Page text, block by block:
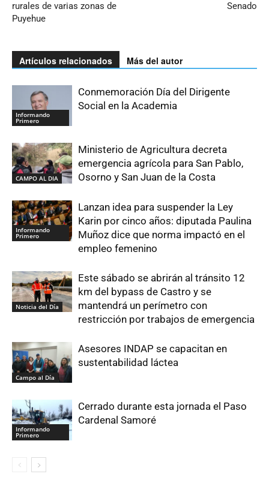
rurales de varias zonas de
Puyehue
Senado
Artículos relacionados Más del autor
Informando
Primero
Conmemoración Día del Dirigente
Social en la Academia
CAMPO AL DIA
Ministerio de Agricultura decreta
emergencia agrícola para San Pablo,
Osorno y San Juan de la Costa
Informando
Primero
Lanzan idea para suspender la Ley
Karin por cinco años: diputada Paulina
Muñoz dice que norma impactó en el
empleo femenino
Noticia del Día
Este sábado se abrirán al tránsito 12
km del bypass de Castro y se
mantendrá un perímetro con
restricción por trabajos de emergencia
Campo al Día
Asesores INDAP se capacitan en
sustentabilidad láctea
Informando
Primero
Cerrado durante esta jornada el Paso
Cardenal Samoré